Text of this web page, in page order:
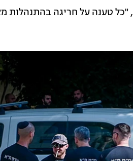
"כל טענה על חריגה בהתנהלות